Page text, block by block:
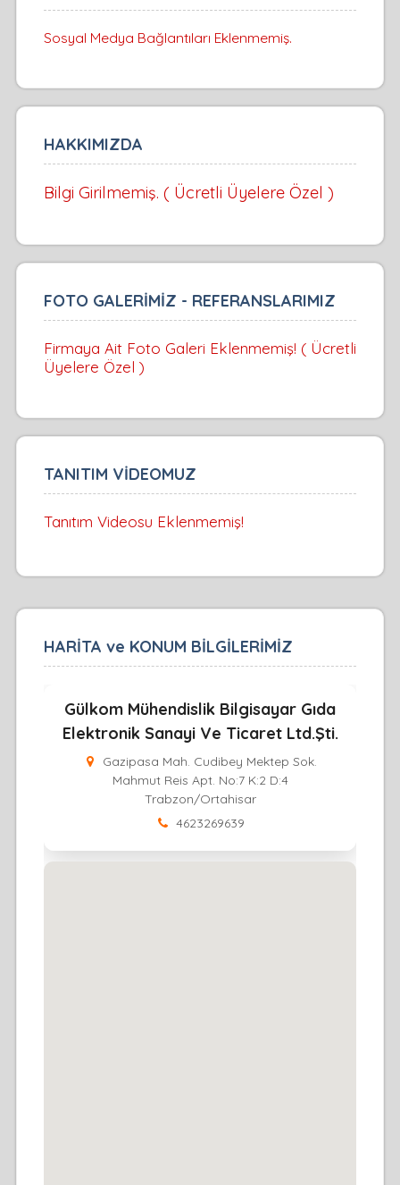
Sosyal Medya Bağlantıları Eklenmemiş.
HAKKIMIZDA
Bilgi Girilmemiş. ( Ücretli Üyelere Özel )
FOTO GALERİMİZ - REFERANSLARIMIZ
Firmaya Ait Foto Galeri Eklenmemiş! ( Ücretli
Üyelere Özel )
TANITIM VİDEOMUZ
Tanıtım Videosu Eklenmemiş!
HARİTA ve KONUM BİLGİLERİMİZ
Gülkom Mühendislik Bilgisayar Gıda
Elektronik Sanayi Ve Ticaret Ltd.Şti.
Gazipasa Mah. Cudibey Mektep Sok.
Mahmut Reis Apt. No:7 K:2 D:4
Trabzon/Ortahisar
4623269639